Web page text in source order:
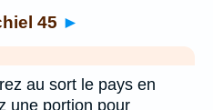
45 ►
au sort le pays en
une portion pour